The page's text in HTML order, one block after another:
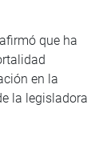
que ha
en la
la legisladora